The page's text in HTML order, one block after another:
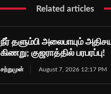
Related articles
நீர் தளும்பி அலைபாயும்
கிணறு; குஜராத்தில் பரபரப்பு!
சற்றுமுன் August 7, 2026 12:17 PM